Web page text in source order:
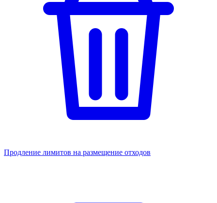
Продление лимитов на размещение отходов